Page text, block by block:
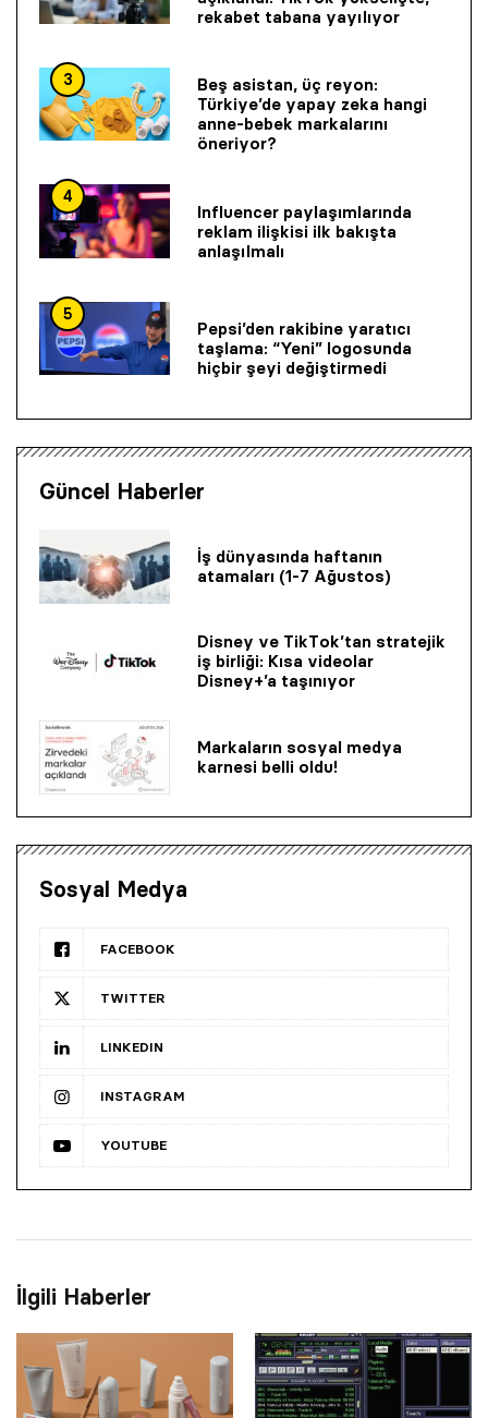
rekabet tabana yayılıyor
3
Beş asistan, üç reyon:
Türkiye’de yapay zeka hangi
anne-bebek markalarını
öneriyor?
4
Influencer paylaşımlarında
reklam ilişkisi ilk bakışta
anlaşılmalı
5
Pepsi’den rakibine yaratıcı
taşlama: “Yeni” logosunda
hiçbir şeyi değiştirmedi
Güncel Haberler
İş dünyasında haftanın
atamaları (1-7 Ağustos)
Disney ve TikTok’tan stratejik
iş birliği: Kısa videolar
Disney+’a taşınıyor
Markaların sosyal medya
karnesi belli oldu!
Sosyal Medya
FACEBOOK
TWITTER
LINKEDIN
INSTAGRAM
YOUTUBE
İlgili Haberler